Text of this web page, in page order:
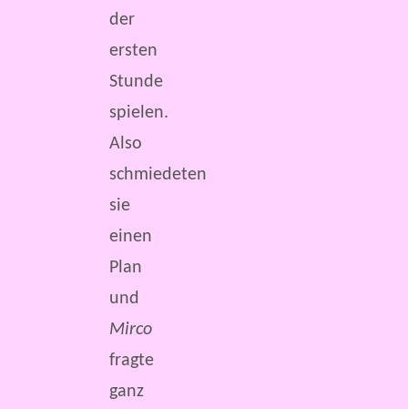
der
ersten
Stunde
spielen.
Also
schmiedeten
sie
einen
Plan
und
Mirco
fragte
ganz